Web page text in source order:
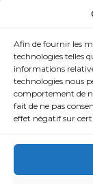
Afin de fournir les
technologies telles
informations
technologies nous
comportement de
fait de ne pas
effet négatif sur
Contact
 450

765,